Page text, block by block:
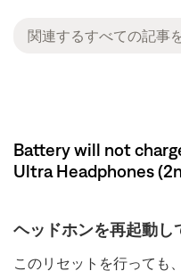
Battery will not
Ultra Headphones
ヘッドホンを再起動し
このリセットを行っても